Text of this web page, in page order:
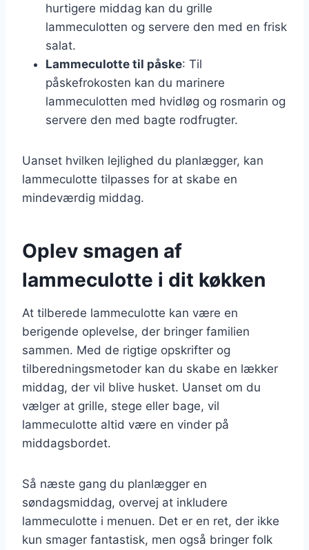
hurtigere middag kan du grille
lammeculotten og servere den med en frisk
salat.
Lammeculotte til påske: Til
påskefrokosten kan du marinere
lammeculotten med hvidløg og rosmarin og
servere den med bagte rodfrugter.
Uanset hvilken lejlighed du planlægger, kan
lammeculotte tilpasses for at skabe en
mindeværdig middag.
Oplev smagen af
lammeculotte i dit køkken
At tilberede lammeculotte kan være en
berigende oplevelse, der bringer familien
sammen. Med de rigtige opskrifter og
tilberedningsmetoder kan du skabe en lækker
middag, der vil blive husket. Uanset om du
vælger at grille, stege eller bage, vil
lammeculotte altid være en vinder på
middagsbordet.
Så næste gang du planlægger en
søndagsmiddag, overvej at inkludere
lammeculotte i menuen. Det er en ret, der ikke
kun smager fantastisk, men også bringer folk